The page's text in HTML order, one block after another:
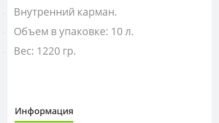
· Внутренний карман.
· Объем в упаковке: 10 л.
· Вес: 1220 гр.
Информация